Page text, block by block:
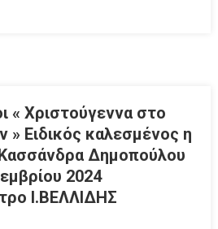
« Χριστούγεννα στο
Ειδικός καλεσμένος η
Δημοπούλου
2024
Ι.ΒΕΛΛΙΔΗΣ